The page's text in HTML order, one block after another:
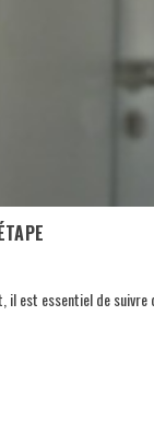
est essentiel de suivre